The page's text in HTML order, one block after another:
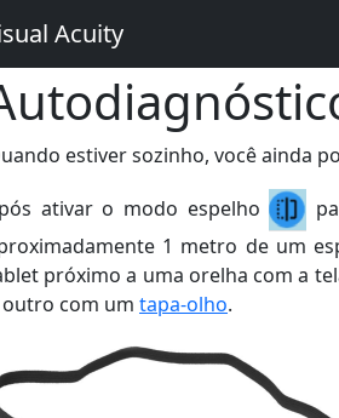
Acuity
estiver sozinho, você ainda
ativar o modo espelho
1 metro de um
próximo a uma orelha com a
com um tapa-olho.